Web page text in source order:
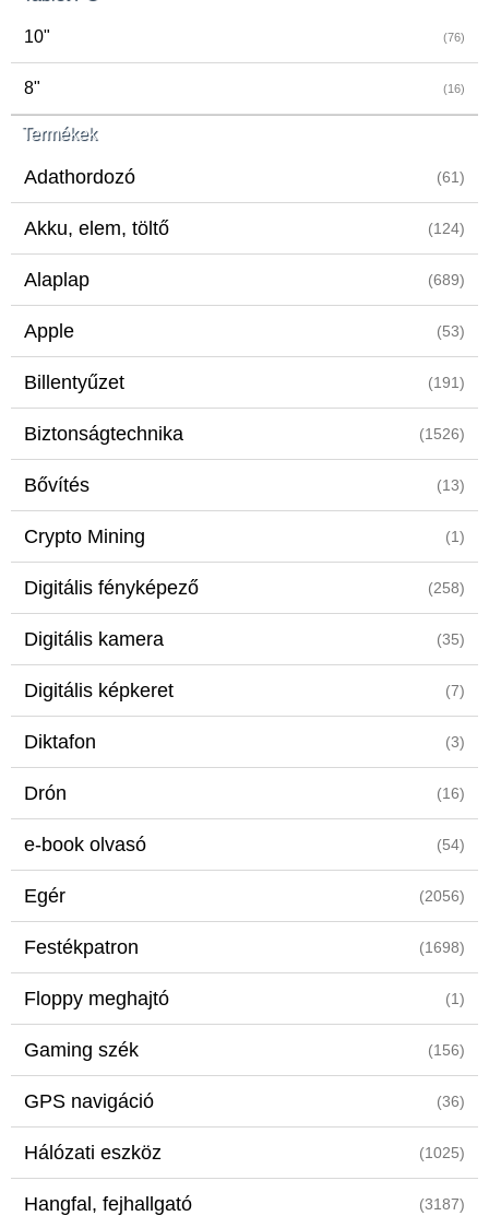
10" (76)
8" (16)
Termékek
Adathordozó (61)
Akku, elem, töltő (124)
Alaplap (689)
Apple (53)
Billentyűzet (191)
Biztonságtechnika (1526)
Bővítés (13)
Crypto Mining (1)
Digitális fényképező (258)
Digitális kamera (35)
Digitális képkeret (7)
Diktafon (3)
Drón (16)
e-book olvasó (54)
Egér (2056)
Festékpatron (1698)
Floppy meghajtó (1)
Gaming szék (156)
GPS navigáció (36)
Hálózati eszköz (1025)
Hangfal, fejhallgató (3187)